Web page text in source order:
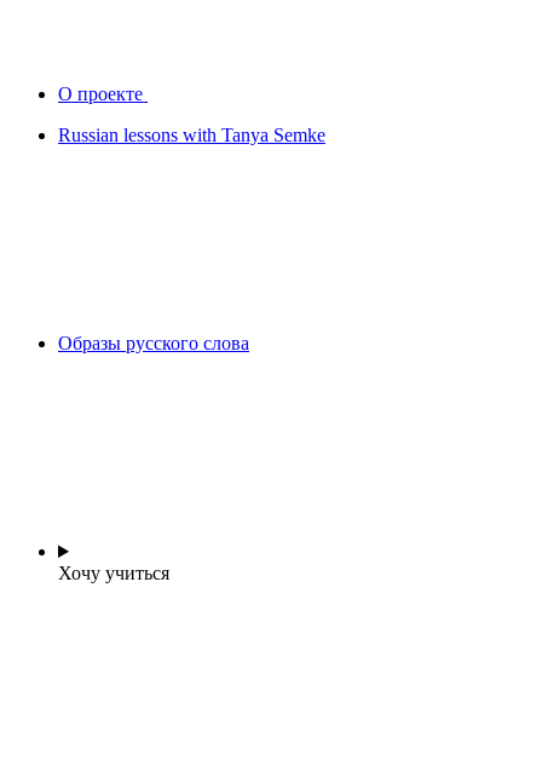
О проекте
Russian lessons with Tanya Semke
Образы русского слова
Хочу учиться